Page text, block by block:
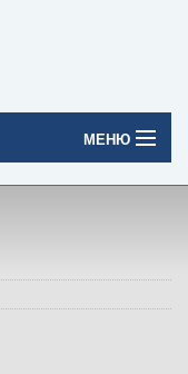
МЕНЮ